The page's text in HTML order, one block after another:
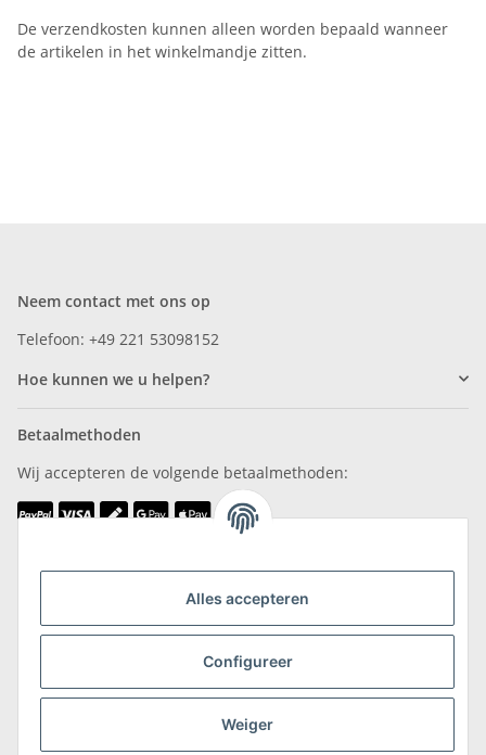
Alles accepteren
Configureer
Weiger
De verzendkosten kunnen alleen worden bepaald wanneer
de artikelen in het winkelmandje zitten.
Neem contact met ons op
Telefoon: +49 221 53098152
Hoe kunnen we u helpen?
Betaalmethoden
Wij accepteren de volgende betaalmethoden: